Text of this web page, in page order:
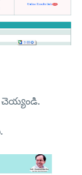
చెయ్యండి.